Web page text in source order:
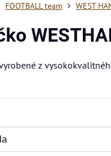
FOOTBALL team WEST
z